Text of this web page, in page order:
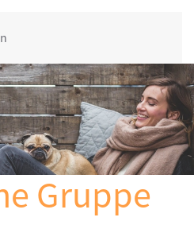
Gruppe